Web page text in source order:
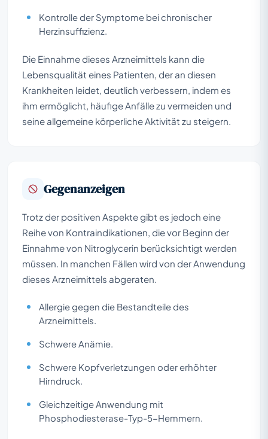
Kontrolle der Symptome bei chronischer
Herzinsuffizienz.
Die Einnahme dieses Arzneimittels kann die
Lebensqualität eines Patienten, der an diesen
Krankheiten leidet, deutlich verbessern, indem es
ihm ermöglicht, häufige Anfälle zu vermeiden und
seine allgemeine körperliche Aktivität zu steigern.
Gegenanzeigen
Trotz der positiven Aspekte gibt es jedoch eine
Reihe von Kontraindikationen, die vor Beginn der
Einnahme von Nitroglycerin berücksichtigt werden
müssen. In manchen Fällen wird von der Anwendung
dieses Arzneimittels abgeraten.
Allergie gegen die Bestandteile des
Arzneimittels.
Schwere Anämie.
Schwere Kopfverletzungen oder erhöhter
Hirndruck.
Gleichzeitige Anwendung mit
Phosphodiesterase-Typ-5-Hemmern.